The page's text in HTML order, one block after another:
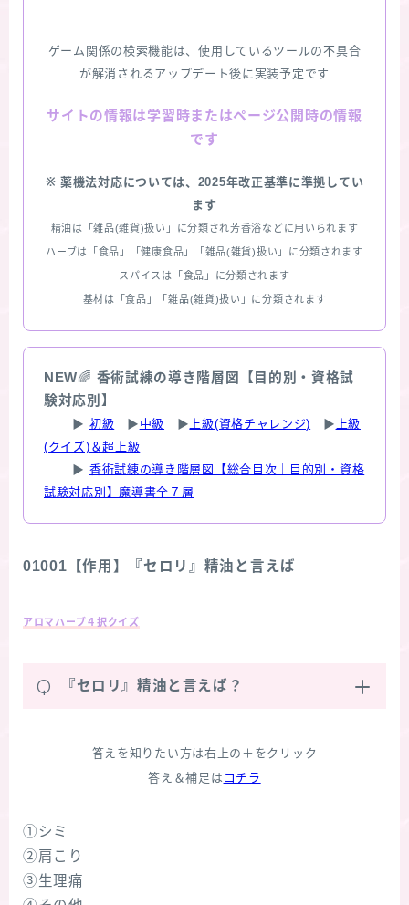
ゲーム関係の検索機能は、使用しているツールの不具合
が解消されるアップデート後に実装予定です
サイトの情報は学習時またはページ公開時の情報
です
※ 薬機法対応については、2025年改正基準に準拠してい
ます
精油は「雑品(雑貨)扱い」に分類され芳香浴などに用いられます
ハーブは「食品」「健康食品」「雑品(雑貨)扱い」に分類されます
スパイスは「食品」に分類されます
基材は「食品」「雑品(雑貨)扱い」に分類されます
NEW🌈 香術試練の導き階層図【目的別・資格試
験対応別】
▶ 初級 ▶ 中級 ▶ 上級(資格チャレンジ) ▶ 上級
(クイズ)＆超上級
▶ 香術試練の導き階層図【総合目次｜目的別・資格
試験対応別】魔導書全７層
01001【作用】『セロリ』精油と言えば
アロマハーブ４択クイズ
Q 『セロリ』精油と言えば？
答えを知りたい方は右上の＋をクリック
答え＆補足は コチラ
①シミ
②肩こり
③生理痛